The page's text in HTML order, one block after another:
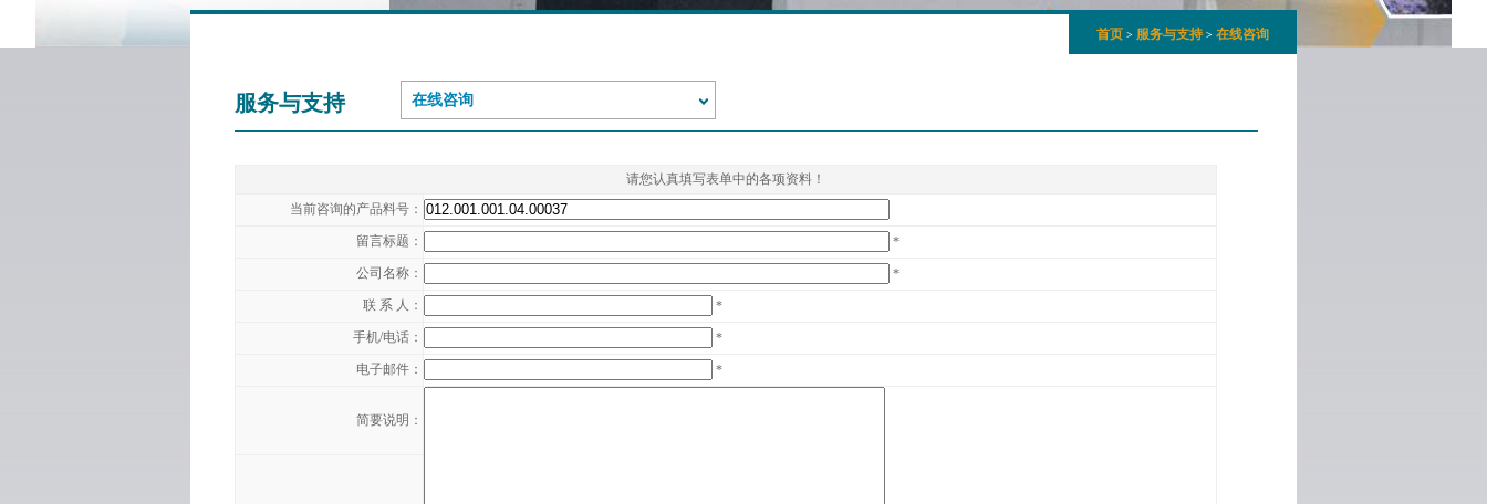
首页 > 服务与支持> 在线咨询
服务与支持 在线咨询
请您认真填写表单中的各项资料！
当前咨询的产品料号：
留言标题：
*
公司名称：
*
联 系 人：
*
手机/电话：
*
电子邮件：
*
简要说明：